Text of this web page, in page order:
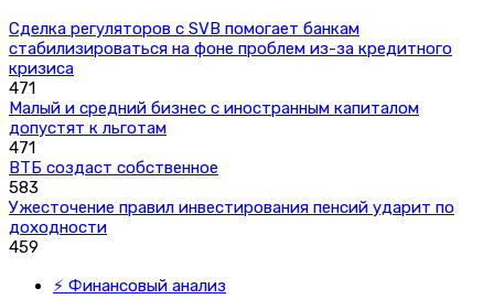
Сделка регуляторов с SVB помогает банкам
стабилизироваться на фоне проблем из-за кредитного
кризиса
471
Малый и средний бизнес с иностранным капиталом
допустят к льготам
471
ВТБ создаст собственное
583
Ужесточение правил инвестирования пенсий ударит по
доходности
459
⚡ Финансовый анализ